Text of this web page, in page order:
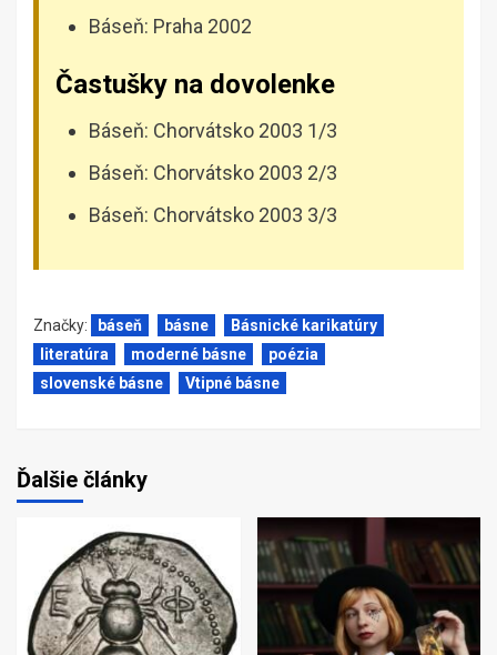
Báseň: Praha 2002
Častušky na dovolenke
Báseň: Chorvátsko 2003 1/3
Báseň: Chorvátsko 2003 2/3
Báseň: Chorvátsko 2003 3/3
Značky: báseň básne
Básnické karikatúry
literatúra
moderné básne
poézia
slovenské básne
Vtipné básne
Ďalšie články